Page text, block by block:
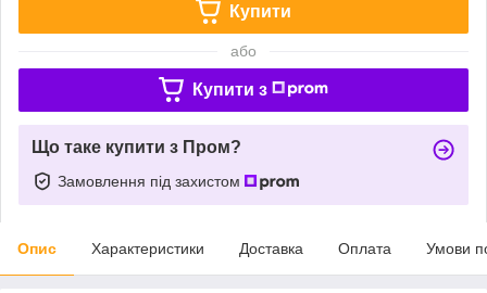
Купити
або
Купити з
Що таке купити з Пром?
Замовлення під захистом
Опис Характеристики Доставка Оплата Умови